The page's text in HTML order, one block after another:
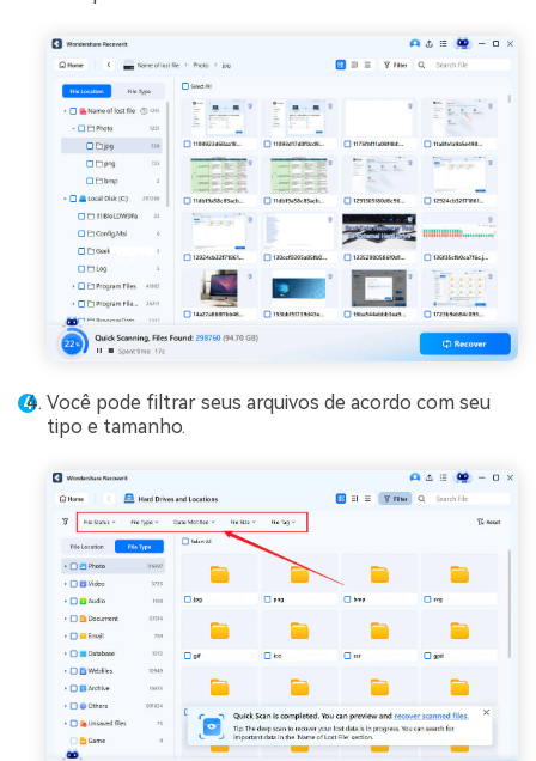
Você pode filtrar seus arquivos de acordo com seu
tipo e tamanho.